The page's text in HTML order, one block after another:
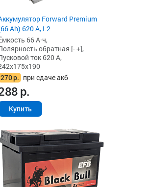
Forward Premium
Ah) 620 А, L2
66 А·ч,
обратная [- +],
ток 620 А,
270р. при сдаче акб
р.
Купить